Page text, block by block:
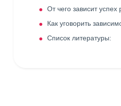
От чего зависит успех
Как уговорить
Список литературы: